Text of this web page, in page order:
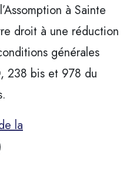
à Sainte
droit à une réduction
générales
238 bis et 978 du
la